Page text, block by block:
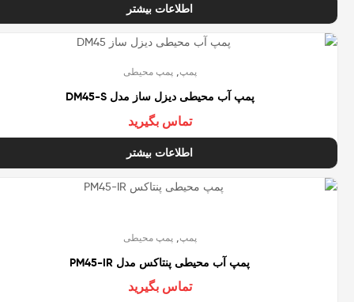
اطلاعات بیشتر
پمپ ,پمپ محیطی
پمپ آب محیطی دیزل ساز مدل DM45-S
تماس بگیرید
اطلاعات بیشتر
پمپ ,پمپ محیطی
پمپ آب محیطی پنتاکس مدل PM45-IR
تماس بگیرید